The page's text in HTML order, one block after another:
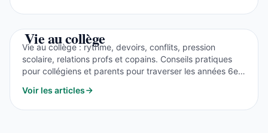
Vie au collège
Vie au collège : rythme, devoirs, conflits, pression
scolaire, relations profs et copains. Conseils pratiques
pour collégiens et parents pour traverser les années 6e à
Voir les articles